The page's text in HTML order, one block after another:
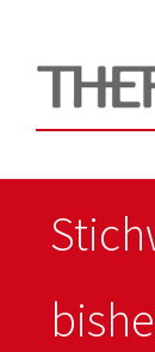
springen